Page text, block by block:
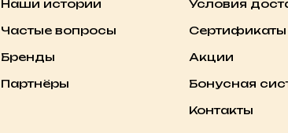
Наши истории
Частые вопросы
Бренды
Партнёры
Условия
Сертификаты
Акции
Бонусная
Контакты